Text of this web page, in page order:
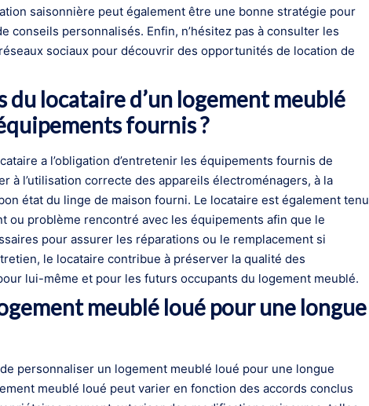
saisonnière peut également être une bonne stratégie pour
conseils personnalisés. Enfin, n’hésitez pas à consulter les
sociaux pour découvrir des opportunités de location de
locataire d’un logement meublé
fournis ?
a l’obligation d’entretenir les équipements fournis de
à l’utilisation correcte des appareils électroménagers, à la
état du linge de maison fourni. Le locataire est également tenu
ou problème rencontré avec les équipements afin que le
pour assurer les réparations ou le remplacement si
le locataire contribue à préserver la qualité des
lui-même et pour les futurs occupants du logement meublé.
meublé loué pour une longue
personnaliser un logement meublé loué pour une longue
meublé loué peut varier en fonction des accords conclus